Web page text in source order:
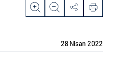
28 Nisan 2022